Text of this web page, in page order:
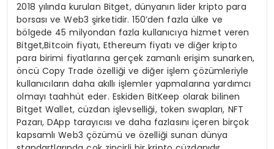
2018 yılında kurulan Bitget, dünyanın lider kripto para
borsası ve Web3 şirketidir. 150’den fazla ülke ve
bölgede 45 milyondan fazla kullanıcıya hizmet veren
Bitget,Bitcoin fiyatı, Ethereum fiyatı ve diğer kripto
para birimi fiyatlarına gerçek zamanlı erişim sunarken,
öncü Copy Trade özelliği ve diğer işlem çözümleriyle
kullanıcıların daha akıllı işlemler yapmalarına yardımcı
olmayı taahhüt eder. Eskiden BitKeep olarak bilinen
Bitget Wallet, cüzdan işlevselliği, token swapları, NFT
Pazarı, DApp tarayıcısı ve daha fazlasını içeren birçok
kapsamlı Web3 çözümü ve özelliği sunan dünya